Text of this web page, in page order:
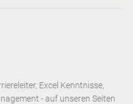
Excel Kenntnisse,
- auf unseren Seiten